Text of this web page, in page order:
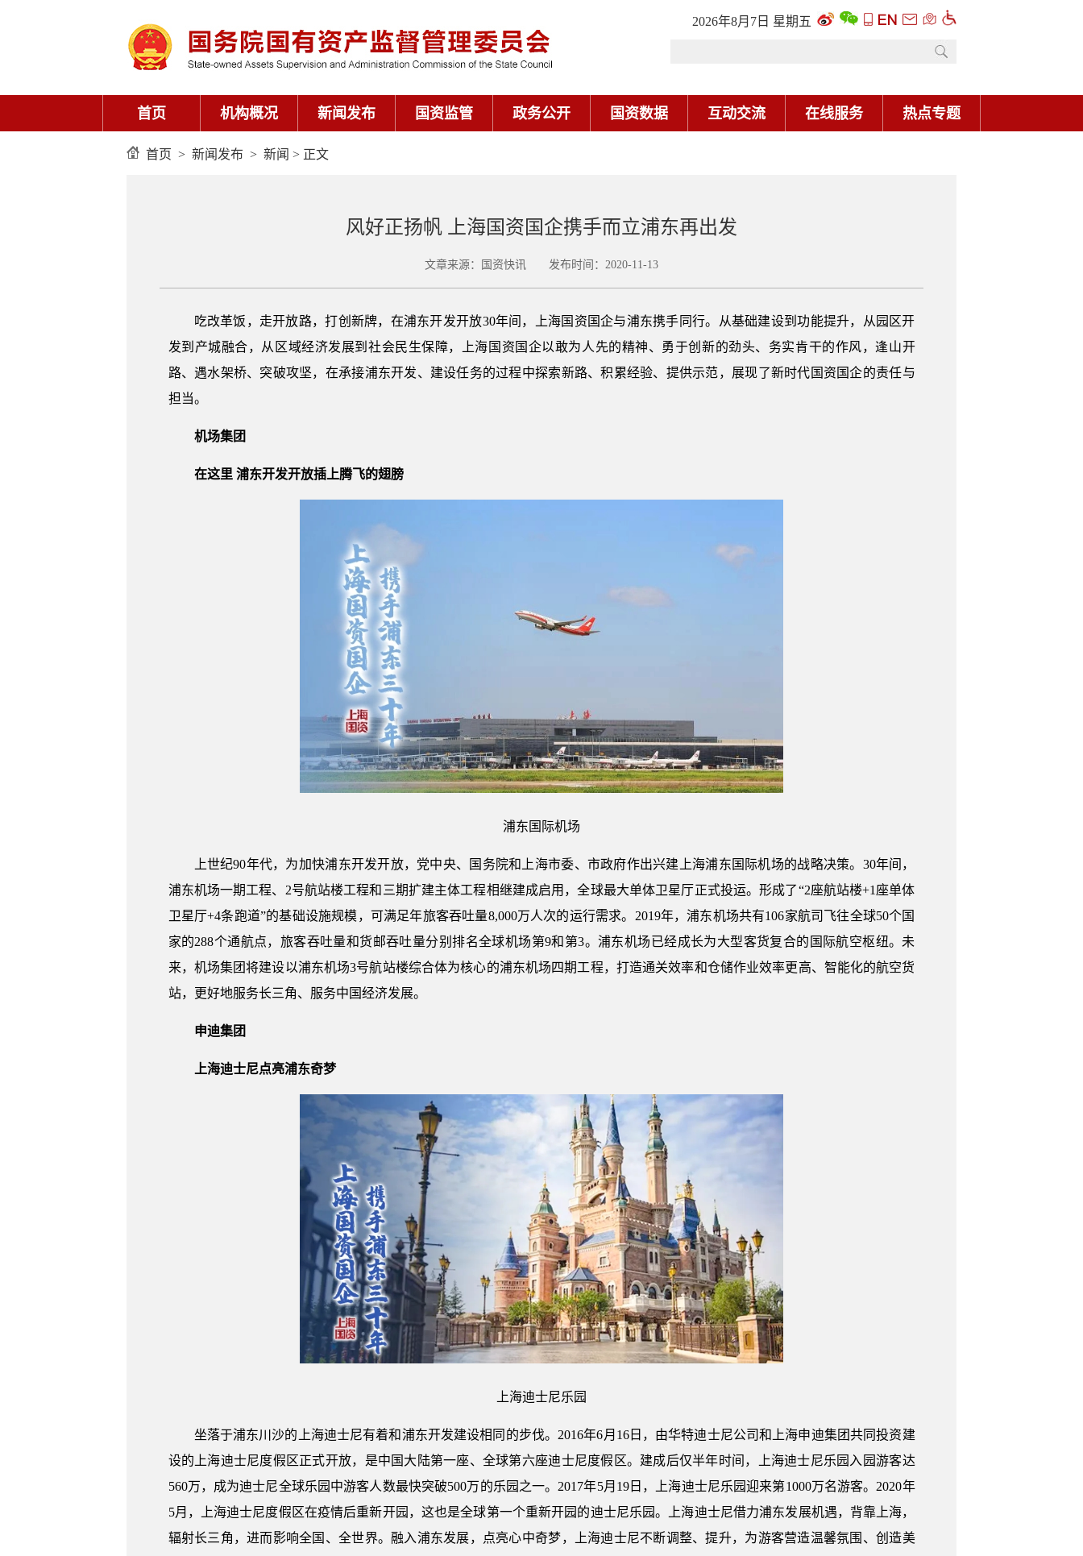
2026年8月7日 星期五
首页 机构概况 新闻发布 国资监管 政务公开 国资数据 互动交流 在线服务 热点专题
首页 > 新闻发布 > 新闻 > 正文
风好正扬帆 上海国资国企携手而立浦东再出发
文章来源：国资快讯 发布时间：2020-11-13
吃改革饭，走开放路，打创新牌，在浦东开发开放30年间，上海国资国企与浦东携手同行。从基础建设到功能提升，从园区开
发到产城融合，从区域经济发展到社会民生保障，上海国资国企以敢为人先的精神、勇于创新的劲头、务实肯干的作风，逢山开
路、遇水架桥、突破攻坚，在承接浦东开发、建设任务的过程中探索新路、积累经验、提供示范，展现了新时代国资国企的责任与
担当。
机场集团
在这里 浦东开发开放插上腾飞的翅膀
浦东国际机场
上世纪90年代，为加快浦东开发开放，党中央、国务院和上海市委、市政府作出兴建上海浦东国际机场的战略决策。30年间，
浦东机场一期工程、2号航站楼工程和三期扩建主体工程相继建成启用，全球最大单体卫星厅正式投运。形成了“2座航站楼+1座单体
卫星厅+4条跑道”的基础设施规模，可满足年旅客吞吐量8,000万人次的运行需求。2019年，浦东机场共有106家航司飞往全球50个国
家的288个通航点，旅客吞吐量和货邮吞吐量分别排名全球机场第9和第3。浦东机场已经成长为大型客货复合的国际航空枢纽。未
来，机场集团将建设以浦东机场3号航站楼综合体为核心的浦东机场四期工程，打造通关效率和仓储作业效率更高、智能化的航空货
站，更好地服务长三角、服务中国经济发展。
申迪集团
上海迪士尼点亮浦东奇梦
上海迪士尼乐园
坐落于浦东川沙的上海迪士尼有着和浦东开发建设相同的步伐。2016年6月16日，由华特迪士尼公司和上海申迪集团共同投资建
设的上海迪士尼度假区正式开放，是中国大陆第一座、全球第六座迪士尼度假区。建成后仅半年时间，上海迪士尼乐园入园游客达
560万，成为迪士尼全球乐园中游客人数最快突破500万的乐园之一。2017年5月19日，上海迪士尼乐园迎来第1000万名游客。2020年
5月，上海迪士尼度假区在疫情后重新开园，这也是全球第一个重新开园的迪士尼乐园。上海迪士尼借力浦东发展机遇，背靠上海，
辐射长三角，进而影响全国、全世界。融入浦东发展，点亮心中奇梦，上海迪士尼不断调整、提升，为游客营造温馨氛围、创造美